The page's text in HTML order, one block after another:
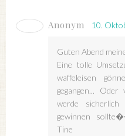
Anonym 10.
Guten Abend
Eine tolle
waffeleisen
gegangen...
werde
gewinnen
Tine